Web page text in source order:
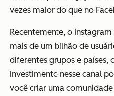
vezes maior do que no
Recentemente, o
mais de um bilhão de
diferentes grupos e países,
investimento nesse canal
você criar uma